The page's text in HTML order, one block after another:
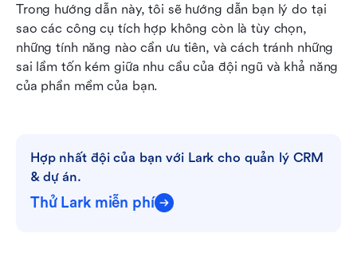
Trong hướng dẫn này, tôi sẽ hướng dẫn bạn lý do tại
sao các công cụ tích hợp không còn là tùy chọn,
những tính năng nào cần ưu tiên, và cách tránh những
sai lầm tốn kém giữa nhu cầu của đội ngũ và khả năng
của phần mềm của bạn.
Hợp nhất đội của bạn với Lark cho quản lý CRM
& dự án.
Thử Lark miễn phí